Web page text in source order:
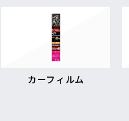
カーフィルム